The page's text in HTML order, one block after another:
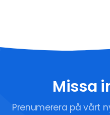
Missa
Prenumerera på vårt